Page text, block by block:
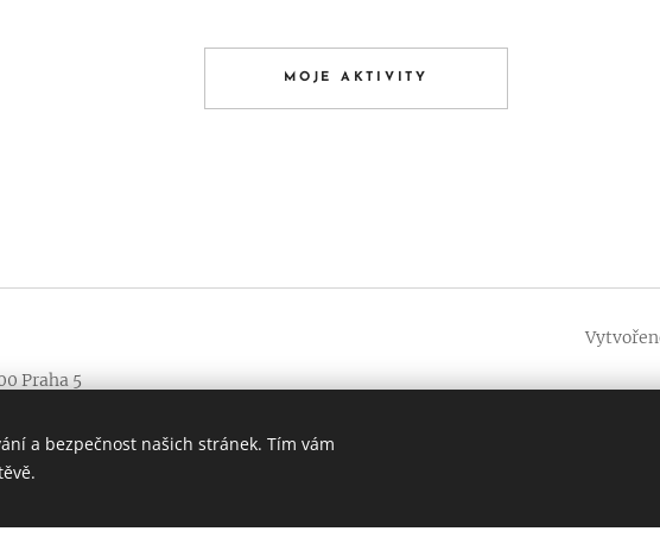
MOJE AKTIVITY
Praha 5
Wikipedia
2022
a bezpečnost našich stránek. Tím vám